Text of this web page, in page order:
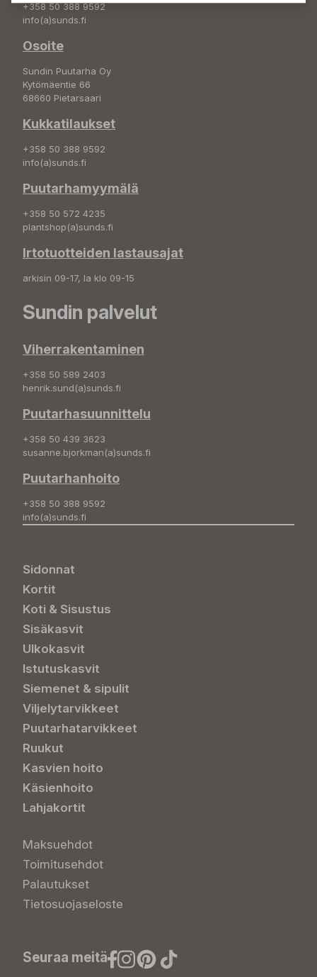
+358 50 388 9592
info(a)sunds.fi
Osoite
Sundin Puutarha Oy
Kytömäentie 66
68660 Pietarsaari
Kukkatilaukset
+358 50 388 9592
info(a)sunds.fi
Puutarhamyymälä
+358 50 572 4235
plantshop(a)sunds.fi
Irtotuotteiden lastausajat
arkisin 09-17, la klo 09-15
Sundin palvelut
Viherrakentaminen
+358 50 589 2403
henrik.sund(a)sunds.fi
Puutarhasuunnittelu
+358 50 439 3623
susanne.bjorkman(a)sunds.fi
Puutarhanhoito
+358 50 388 9592
info(a)sunds.fi
Sidonnat
Kortit
Koti & Sisustus
Sisäkasvit
Ulkokasvit
Istutuskasvit
Siemenet & sipulit
Viljelytarvikkeet
Puutarhatarvikkeet
Ruukut
Kasvien hoito
Käsienhoito
Lahjakortit
Maksuehdot
Toimitusehdot
Palautukset
Tietosuojaseloste
Seuraa meitä